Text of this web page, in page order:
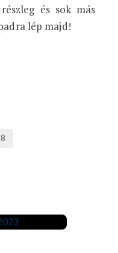
és sok más
lép majd!